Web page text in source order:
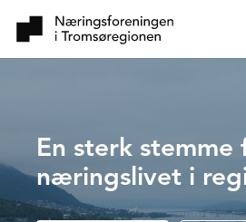
En sterk stemme
næringslivet i